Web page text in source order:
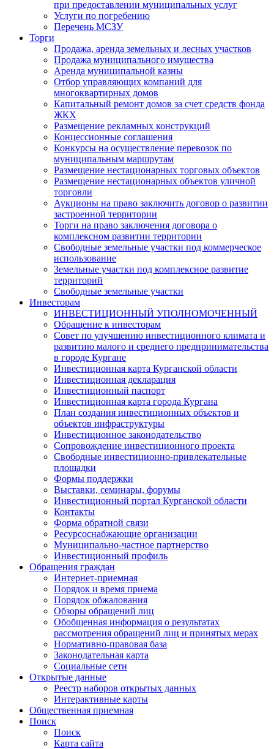
при предоставлении муниципальных услуг
Услуги по погребению
Перечень МСЗУ
Торги
Продажа, аренда земельных и лесных участков
Продажа муниципального имущества
Аренда муниципальной казны
Отбор управляющих компаний для
многоквартирных домов
Капитальный ремонт домов за счет средств фонда
ЖКХ
Размещение рекламных конструкций
Концессионные соглашения
Конкурсы на осуществление перевозок по
муниципальным маршрутам
Размещение нестационарных торговых объектов
Размещение нестационарных объектов уличной
торговли
Аукционы на право заключить договор о развитии
застроенной территории
Торги на право заключения договора о
комплексном развитии территории
Свободные земельные участки под коммерческое
использование
Земельные участки под комплексное развитие
территорий
Свободные земельные участки
Инвесторам
ИНВЕСТИЦИОННЫЙ УПОЛНОМОЧЕННЫЙ
Обращение к инвесторам
Совет по улучшению инвестиционного климата и
развитию малого и среднего предпринимательства
в городе Кургане
Инвестиционная карта Курганской области
Инвестиционная декларация
Инвестиционный паспорт
Инвестиционная карта города Кургана
План создания инвестиционных объектов и
объектов инфраструктуры
Инвестиционное законодательство
Сопровождение инвестиционного проекта
Свободные инвестиционно-привлекательные
площадки
Формы поддержки
Выставки, семинары, форумы
Инвестиционный портал Курганской области
Контакты
Форма обратной связи
Ресурсоснабжающие организации
Муниципально-частное партнерство
Инвестиционный профиль
Обращения граждан
Интернет-приемная
Порядок и время приема
Порядок обжалования
Обзоры обращений лиц
Обобщенная информация о результатах
рассмотрения обращений лиц и принятых мерах
Нормативно-правовая база
Законодательная карта
Социальные сети
Открытые данные
Реестр наборов открытых данных
Интерактивные карты
Общественная приемная
Поиск
Поиск
Карта сайта